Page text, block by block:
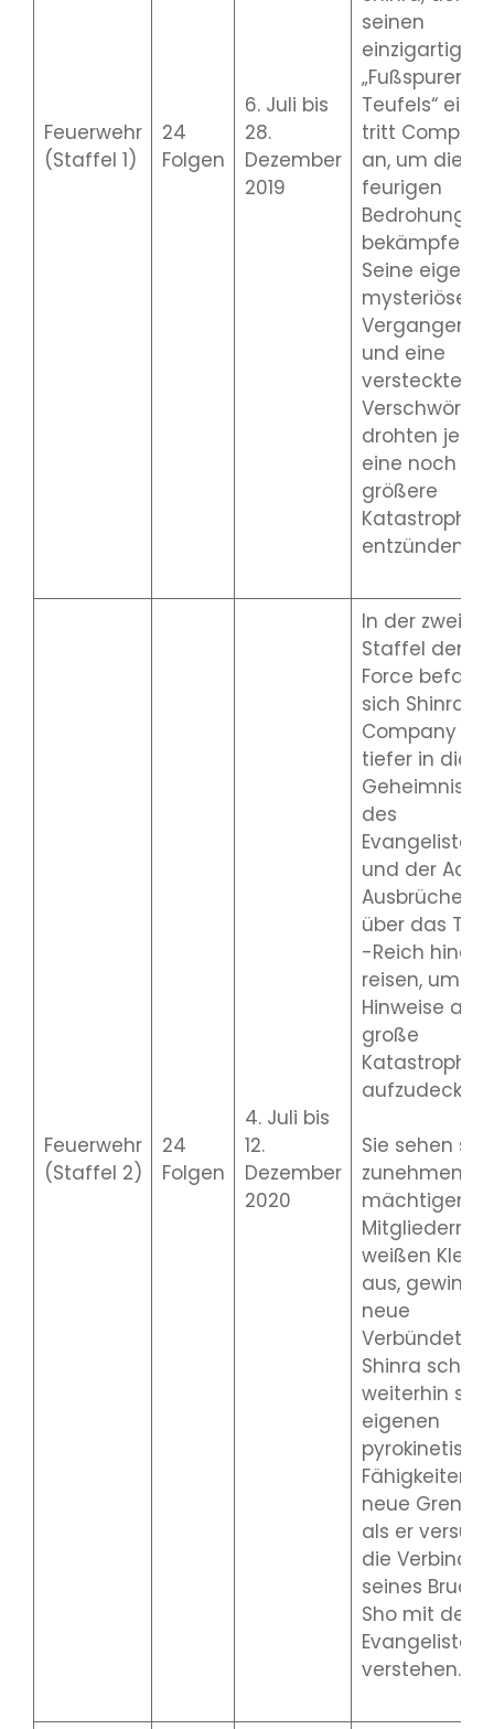
Feuerwehr
(Staffel 1)
24
Folgen
6. Juli bis
28.
Dezember
2019
seinen
einzigartigen
„Fußspuren
Teufels“
tritt
an, um diese
feurigen
Bedrohungen
bekämpfen.
Seine eigene
mysteriöse
und eine
versteckte
drohten
eine noch
größere
Katastrophe
entzünden.
Feuerwehr
(Staffel 2)
24
Folgen
4. Juli bis
12.
Dezember
2020
In der zweiten
Staffel der
Force befasst
sich Shinra
Company 8
tiefer in die
Geheimnisse
des
Evangelisten
und der
Ausbrüche,
über das
-Reich hinaus
reisen, um
Hinweise auf
große
Katastrophe
aufzudecken.
Sie sehen
zunehmend
mächtigen
Mitgliedern
weißen
aus,
neue
Verbündete,
Shinra
weiterhin
eigenen
Fähigkeiten in
neue
als er
die
seines
Sho mit dem
Evangelisten
verstehen.